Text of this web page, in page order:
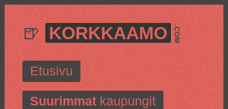
🍺 KORKKAAMO .COM
Etusivu
Suurimmatkaupungit